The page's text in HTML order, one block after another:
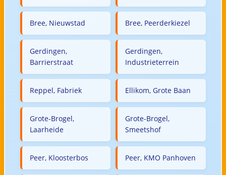
Bree, Nieuwstad Bree, Peerderkiezel
Gerdingen,
Barrierstraat
Gerdingen,
Industrieterrein
Reppel, Fabriek Ellikom, Grote Baan
Grote-Brogel,
Laarheide
Grote-Brogel,
Smeetshof
Peer, Kloosterbos Peer, KMO Panhoven